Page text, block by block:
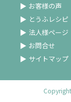
お客様の声
とうふレシピ
法人様ページ
お問合せ
サイトマップ